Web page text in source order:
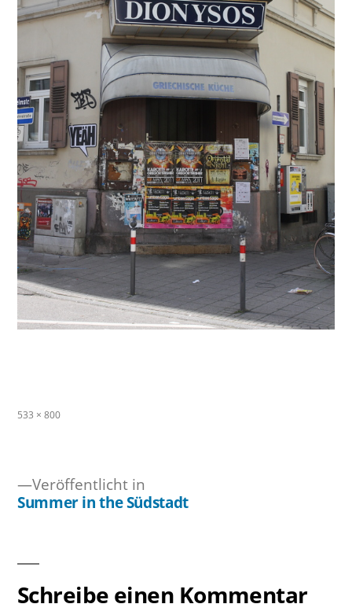
Originalgröße
533 × 800
Veröffentlicht in
Summer in the Südstadt
Schreibe einen Kommentar